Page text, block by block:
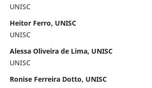
UNISC
Heitor Ferro, UNISC
UNISC
Alessa Oliveira de Lima, UNISC
UNISC
Ronise Ferreira Dotto, UNISC